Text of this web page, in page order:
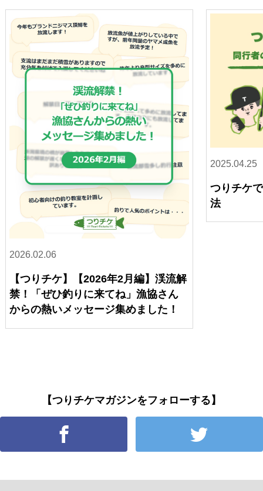
2026.02.06
【つりチケ】【2026年2月編】渓流解
禁！「ぜひ釣りに来てね」漁協さん
からの熱いメッセージ集めました！
2025.04.25
つりチケ
法
【つりチケマガジンをフォローする】